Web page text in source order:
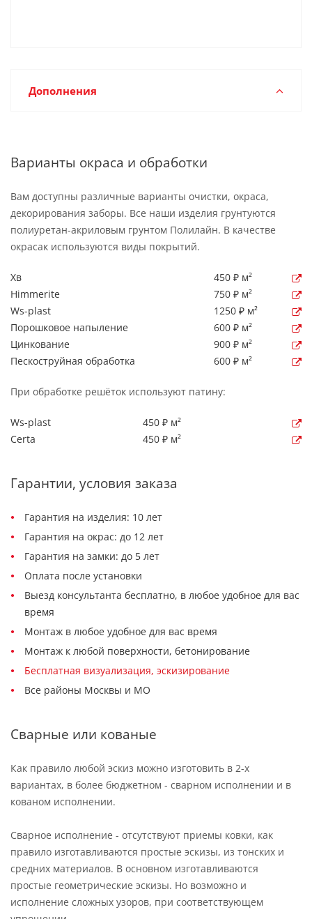
Дополнения
Варианты окраса и обработки
Вам доступны различные варианты очистки, окраса,
декорирования заборы. Все наши изделия грунтуются
полиуретан-акриловым грунтом Полилайн. В качестве
окрасак используются виды покрытий.
Хв
450 ₽ м²
Himmerite
750 ₽ м²
Ws-plast
1250 ₽ м²
Порошковое напыление
600 ₽ м²
Цинкование
900 ₽ м²
Пескоструйная обработка
600 ₽ м²
При обработке решёток используют патину:
Ws-plast
450 ₽ м²
Certa
450 ₽ м²
Гарантии, условия заказа
Гарантия на изделия: 10 лет
Гарантия на окрас: до 12 лет
Гарантия на замки: до 5 лет
Оплата после установки
Выезд консультанта бесплатно, в любое удобное для вас
время
Монтаж в любое удобное для вас время
Монтаж к любой поверхности, бетонирование
Бесплатная визуализация, эскизирование
Все районы Москвы и МО
Сварные или кованые
Как правило любой эскиз можно изготовить в 2-х
вариантах, в более бюджетном - сварном исполнении и в
кованом исполнении.
Сварное исполнение - отсутствуют приемы ковки, как
правило изготавливаются простые эскизы, из тонских и
средних материалов. В основном изготавливаются
простые геометрические эскизы. Но возможно и
исполнение сложных узоров, при соответствующем